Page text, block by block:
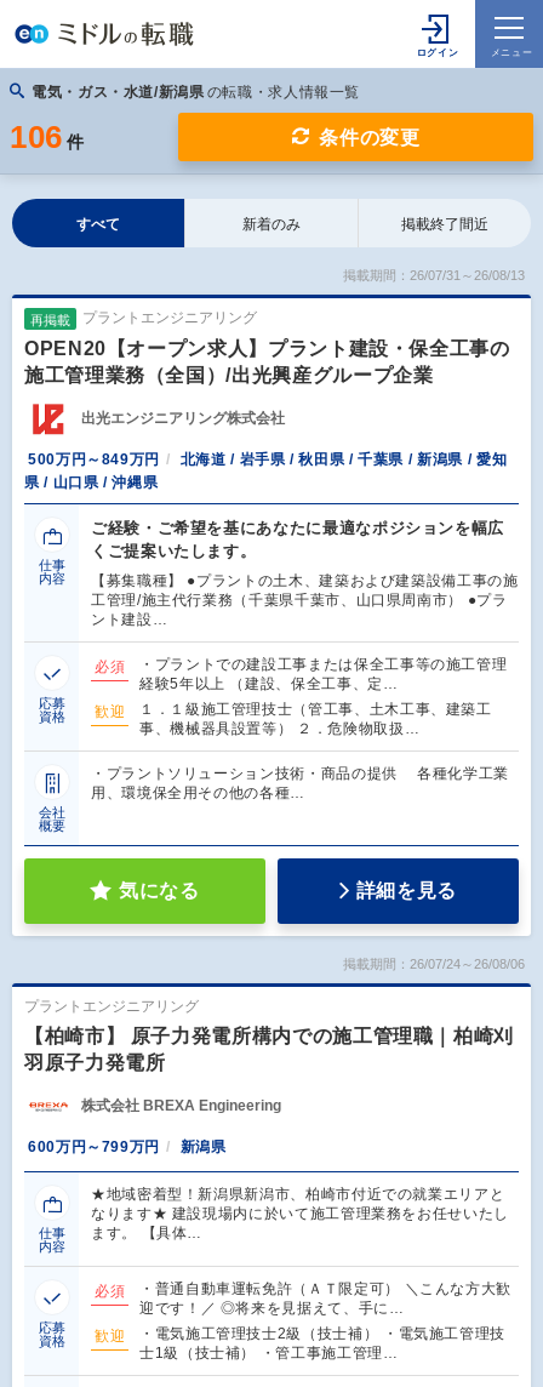
電気・ガス・水道/新潟県 の転職・求人情報一覧
106 件 条件の変更
すべて 新着のみ 掲載終了間近
掲載期間：26/07/31～26/08/13
再掲載 プラントエンジニアリング
OPEN20【オープン求人】プラント建設・保全工事の
施工管理業務（全国）/出光興産グループ企業
出光エンジニアリング株式会社
500万円～849万円
北海道 / 岩手県 / 秋田県 / 千葉県 / 新潟県 / 愛知
県 / 山口県 / 沖縄県
仕事
内容
ご経験・ご希望を基にあなたに最適なポジションを幅広
くご提案いたします。
【募集職種】 ●プラントの土木、建築および建築設備工事の施
工管理/施主代行業務（千葉県千葉市、山口県周南市） ●プラ
ント建設…
応募
資格
必須
・プラントでの建設工事または保全工事等の施工管理
経験5年以上 （建設、保全工事、定…
歓迎
１．１級施工管理技士（管工事、土木工事、建築工
事、機械器具設置等） ２．危険物取扱…
会社
概要
・プラントソリューション技術・商品の提供 各種化学工業
用、環境保全用その他の各種…
気になる 詳細を見る
掲載期間：26/07/24～26/08/06
プラントエンジニアリング
【柏崎市】 原子力発電所構内での施工管理職｜柏崎刈
羽原子力発電所
株式会社 BREXA Engineering
600万円～799万円 新潟県
仕事
内容
★地域密着型！新潟県新潟市、柏崎市付近での就業エリアと
なります★ 建設現場内に於いて施工管理業務をお任せいたし
ます。 【具体…
応募
資格
必須
・普通自動車運転免許（ＡＴ限定可） ＼こんな方大歓
迎です！／ ◎将来を見据えて、手に…
歓迎
・電気施工管理技士2級（技士補） ・電気施工管理技
士1級（技士補） ・管工事施工管理…